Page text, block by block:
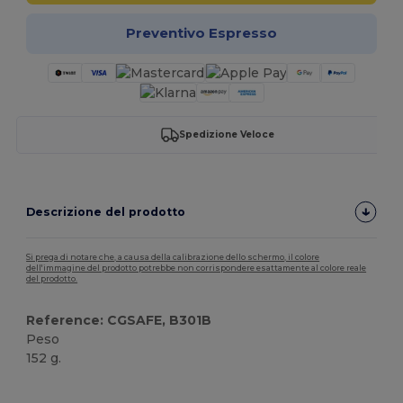
Preventivo Espresso
Spedizione Veloce
Descrizione del prodotto
Si prega di notare che, a causa della calibrazione dello schermo, il colore
dell'immagine del prodotto potrebbe non corrispondere esattamente al colore reale
del prodotto.
Reference: CGSAFE, B301B
Peso
152 g.